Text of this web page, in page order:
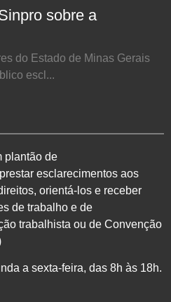
sobre a
do Estado de Minas Gerais
escl...
plantão de
esclarecimentos aos
orientá-los e receber
de trabalho e de
trabalhista ou de Convenção
a sexta-feira, das 8h às 18h.